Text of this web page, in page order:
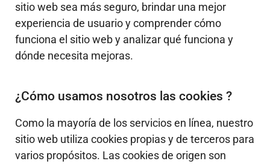
sitio web sea más seguro, brindar una mejor
experiencia de usuario y comprender cómo
funciona el sitio web y analizar qué funciona y
dónde necesita mejoras.
¿Cómo usamos nosotros las cookies ?
Como la mayoría de los servicios en línea, nuestro
sitio web utiliza cookies propias y de terceros para
varios propósitos. Las cookies de origen son